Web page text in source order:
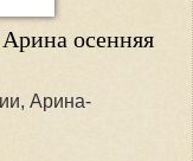
осенняя
Арина-